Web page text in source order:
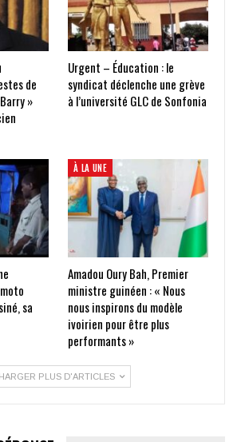
de
»
Urgent – Éducation : le
syndicat déclenche une grève
à l’université GLC de Sonfonia
sa
À LA UNE
Amadou Oury Bah, Premier
ministre guinéen : « Nous
nous inspirons du modèle
ivoirien pour être plus
performants »
PLUS D'ARTICLES